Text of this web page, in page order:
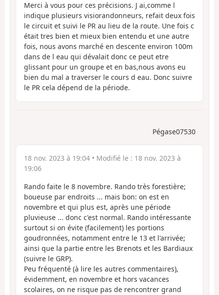
Merci à vous pour ces précisions. J ai,comme l
indique plusieurs visiorandonneurs, refait deux fois
le circuit et suivi le PR au lieu de la route. Une fois c
était tres bien et mieux bien entendu et une autre
fois, nous avons marché en descente environ 100m
dans de l eau qui dévalait donc ce peut etre
glissant pour un groupe et en bas,nous avons eu
bien du mal a traverser le cours d eau. Donc suivre
le PR cela dépend de la période.
Pégase07530
18 nov. 2023 à 19:04 • Modifié le : 18 nov. 2023 à
19:06
Rando faite le 8 novembre. Rando très forestière;
boueuse par endroits ... mais bon: on est en
novembre et qui plus est, après une période
pluvieuse ... donc c'est normal. Rando intéressante
surtout si on évite (facilement) les portions
goudronnées, notamment entre le 13 et l'arrivée;
ainsi que la partie entre les Brenots et les Bardiaux
(suivre le GRP).
Peu fréquenté (à lire les autres commentaires),
évidemment, en novembre et hors vacances
scolaires, on ne risque pas de rencontrer grand